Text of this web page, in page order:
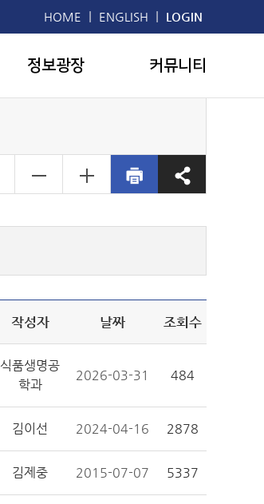
HOME | ENGLISH | LOGIN
정보광장 커뮤니티
작성자 날짜 조회수
식품생명공
학과
2026-03-31 484
김이선 2024-04-16 2878
김제중 2015-07-07 5337